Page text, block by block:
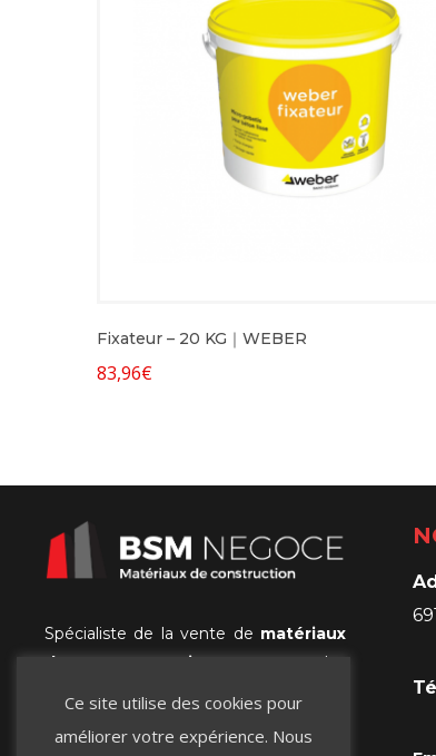
Fixateur – 20 KG｜WEBER
83,96€
Spécialiste de la vente de matériaux
de construction
pour les
l’isolation
Extérieure et intérieure!
Ce site utilise des cookies pour
améliorer votre expérience. Nous